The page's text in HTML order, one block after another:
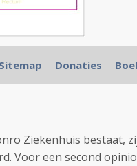
alleen origineel
vormen van kanker
Ziekenhuis bestaat,
Voor een second
Sitemap Donaties